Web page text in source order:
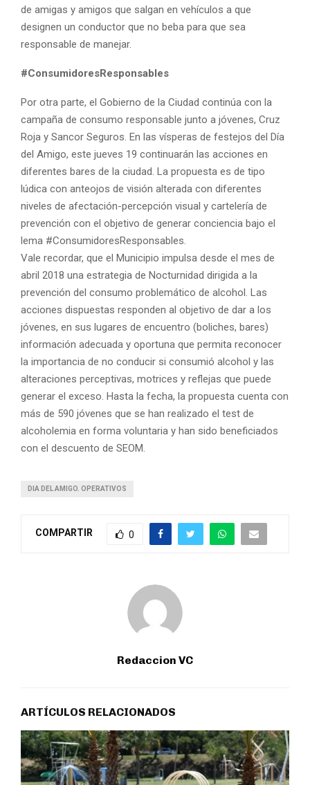
de amigas y amigos que salgan en vehículos a que
designen un conductor que no beba para que sea
responsable de manejar.
#ConsumidoresResponsables
Por otra parte, el Gobierno de la Ciudad continúa con la
campaña de consumo responsable junto a jóvenes, Cruz
Roja y Sancor Seguros. En las vísperas de festejos del Día
del Amigo, este jueves 19 continuarán las acciones en
diferentes bares de la ciudad. La propuesta es de tipo
lúdica con anteojos de visión alterada con diferentes
niveles de afectación-percepción visual y cartelería de
prevención con el objetivo de generar conciencia bajo el
lema #ConsumidoresResponsables.
Vale recordar, que el Municipio impulsa desde el mes de
abril 2018 una estrategia de Nocturnidad dirigida a la
prevención del consumo problemático de alcohol. Las
acciones dispuestas responden al objetivo de dar a los
jóvenes, en sus lugares de encuentro (boliches, bares)
información adecuada y oportuna que permita reconocer
la importancia de no conducir si consumió alcohol y las
alteraciones perceptivas, motrices y reflejas que puede
generar el exceso. Hasta la fecha, la propuesta cuenta con
más de 590 jóvenes que se han realizado el test de
alcoholemia en forma voluntaria y han sido beneficiados
con el descuento de SEOM.
DIA DEL AMIGO. OPERATIVOS
COMPARTIR 0
Redaccion VC
ARTÍCULOS RELACIONADOS